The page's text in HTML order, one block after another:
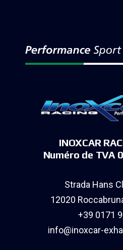
INOXCAR
Numéro de TVA
Strada Hans
12020
+39 0171
info@inoxcar-